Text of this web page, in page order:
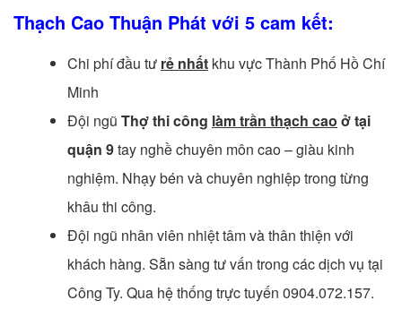
Thạch Cao Thuận Phát với 5 cam kết:
Chi phí đầu tư rẻ nhất khu vực Thành Phố Hồ Chí
Minh
Đội ngũ Thợ thi công làm trần thạch cao ở tại
quận 9tay nghề chuyên môn cao – giàu kinh
nghiệm. Nhạy bén và chuyên nghiệp trong từng
khâu thi công.
Đội ngũ nhân viên nhiệt tâm và thân thiện với
khách hàng. Sẵn sàng tư vấn trong các dịch vụ tại
Công Ty. Qua hệ thống trực tuyến 0904.072.157.